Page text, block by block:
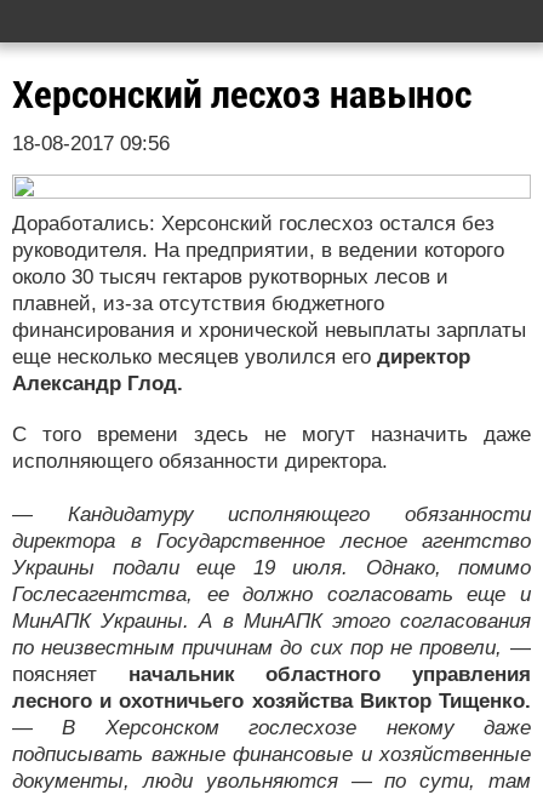
Херсонский лесхоз навынос
18-08-2017 09:56
Доработались: Херсонский гослесхоз остался без
руководителя. На предприятии, в ведении которого
около 30 тысяч гектаров рукотворных лесов и
плавней, из-за отсутствия бюджетного
финансирования и хронической невыплаты зарплаты
еще несколько месяцев уволился его директор
Александр Глод.
С того времени здесь не могут назначить даже
исполняющего обязанности директора.
— Кандидатуру исполняющего обязанности
директора в Государственное лесное агентство
Украины подали еще 19 июля. Однако, помимо
Гослесагентства, ее должно согласовать еще и
МинАПК Украины. А в МинАПК этого согласования
по неизвестным причинам до сих пор не провели, —
поясняет начальник областного управления
лесного и охотничьего хозяйства Виктор Тищенко.
— В Херсонском гослесхозе некому даже
подписывать важные финансовые и хозяйственные
документы, люди увольняются — по сути, там